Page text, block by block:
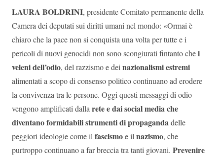
LAURA BOLDRINI, presidente Comitato permanente della
Camera dei deputati sui diritti umani nel mondo: «Ormai è
chiaro che la pace non si conquista una volta per tutte e i
pericoli di nuovi genocidi non sono scongiurati fintanto chei
veleni dell’odio, del razzismo e deinazionalismi estremi
alimentati a scopo di consenso politico continuano ad erodere
la convivenza tra le persone. Oggi questi messaggi di odio
vengono amplificati dallarete e dai social media che
diventano formidabili strumenti di propagandadelle
peggiori ideologie come ilfascismoe ilnazismo, che
purtroppo continuano a far breccia tra tanti giovani. Prevenire